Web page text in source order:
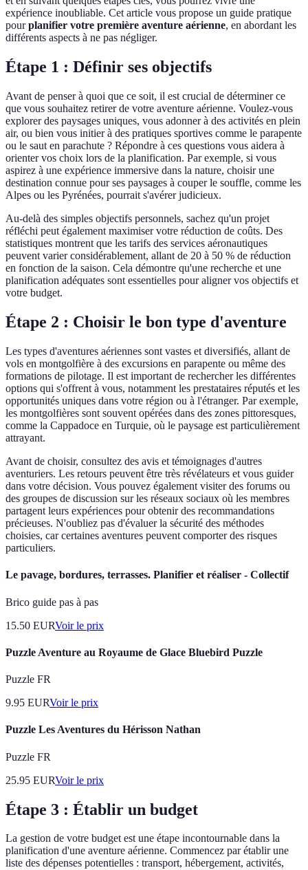
expérience inoubliable. Cet article vous propose un guide pratique
pourplanifier votre première aventure aérienne, en abordant les
différents aspects à ne pas négliger.
Étape 1 : Définir ses objectifs
Avant de penser à quoi que ce soit, il est crucial de déterminer ce
que vous souhaitez retirer de votre aventure aérienne. Voulez-vous
explorer des paysages uniques, vous adonner à des activités en plein
air, ou bien vous initier à des pratiques sportives comme le parapente
ou le saut en parachute ? Répondre à ces questions vous aidera à
orienter vos choix lors de la planification. Par exemple, si vous
aspirez à une expérience immersive dans la nature, choisir une
destination connue pour ses paysages à couper le souffle, comme les
Alpes ou les Pyrénées, pourrait s'avérer judicieux.
Au-delà des simples objectifs personnels, sachez qu'un projet
réfléchi peut également maximiser votre réduction de coûts. Des
statistiques montrent que les tarifs des services aéronautiques
peuvent varier considérablement, allant de 20 à 50 % de réduction
en fonction de la saison. Cela démontre qu'une recherche et une
planification adéquates sont essentielles pour aligner vos objectifs et
votre budget.
Étape 2 : Choisir le bon type d'aventure
Les types d'aventures aériennes sont vastes et diversifiés, allant de
vols en montgolfière à des excursions en parapente ou même des
formations de pilotage. Il est important de rechercher les différentes
options qui s'offrent à vous, notamment les prestataires réputés et les
opportunités uniques dans votre région ou à l'étranger. Par exemple,
les montgolfières sont souvent opérées dans des zones pittoresques,
comme la Cappadoce en Turquie, où le paysage est particulièrement
attrayant.
Avant de choisir, consultez des avis et témoignages d'autres
aventuriers. Les retours peuvent être très révélateurs et vous guider
dans votre décision. Vous pouvez également visiter des forums ou
des groupes de discussion sur les réseaux sociaux où les membres
partagent leurs expériences pour obtenir des recommandations
précieuses. N'oubliez pas d'évaluer la sécurité des méthodes
choisies, car certaines aventures peuvent comporter des risques
particuliers.
Le pavage, bordures, terrasses. Planifier et réaliser - Collectif
Brico guide pas à pas
15.50 EURVoir le prix
Puzzle Aventure au Royaume de Glace Bluebird Puzzle
Puzzle FR
9.95 EURVoir le prix
Puzzle Les Aventures du Hérisson Nathan
Puzzle FR
25.95 EURVoir le prix
Étape 3 : Établir un budget
La gestion de votre budget est une étape incontournable dans la
planification d'une aventure aérienne. Commencez par établir une
liste des dépenses potentielles : transport, hébergement, activités,